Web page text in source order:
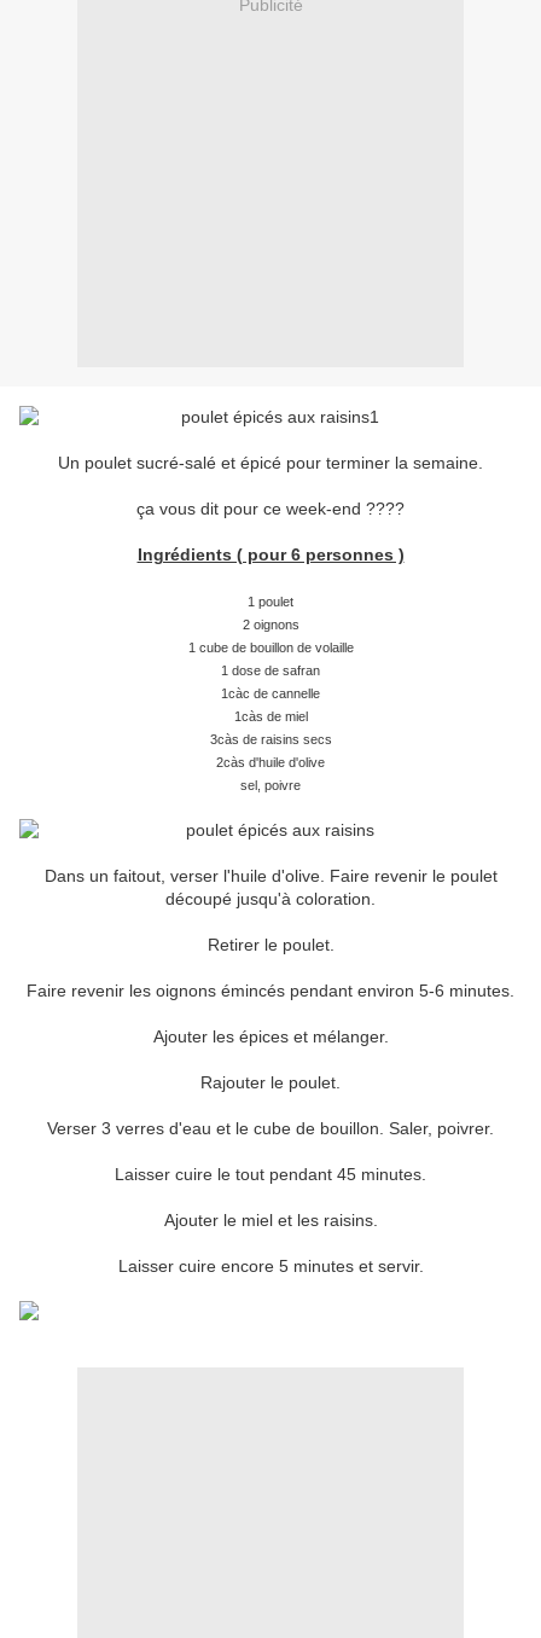
Publicité
Un poulet sucré-salé et épicé pour terminer la semaine.
ça vous dit pour ce week-end ????
Ingrédients ( pour 6 personnes )
1 poulet
2 oignons
1 cube de bouillon de volaille
1 dose de safran
1càc de cannelle
1càs de miel
3càs de raisins secs
2càs d'huile d'olive
sel, poivre
Dans un faitout, verser l'huile d'olive. Faire revenir le poulet
découpé jusqu'à coloration.
Retirer le poulet.
Faire revenir les oignons émincés pendant environ 5-6 minutes.
Ajouter les épices et mélanger.
Rajouter le poulet.
Verser 3 verres d'eau et le cube de bouillon. Saler, poivrer.
Laisser cuire le tout pendant 45 minutes.
Ajouter le miel et les raisins.
Laisser cuire encore 5 minutes et servir.